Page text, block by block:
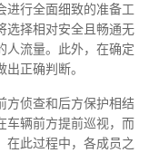
进行全面细致的准备工
选择相对安全且畅通无
人流量。此外，在确定
正确判断。
方侦查和后方保护相结
车辆前方提前巡视，而
在此过程中，各成员之